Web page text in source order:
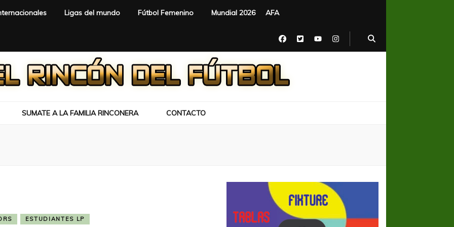
Ligas del mundo Fútbol Femenino Mundial 2026 AFA
SUMATE A LA FAMILIA RINCONERA CONTACTO
ESTUDIANTES LP